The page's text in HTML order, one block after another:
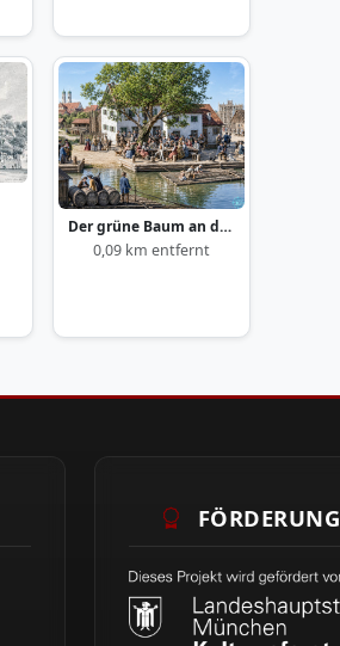
Der grüne Baum an der Isar
0,09 km entfernt
FÖRDERUNG